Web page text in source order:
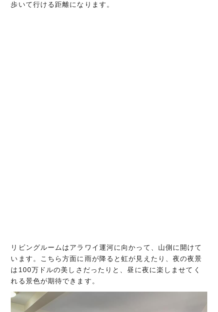
歩いて行ける距離になります。
リビングルームはアラワイ運河に向かって、山側に開けて
います。こちら方面に雨が降ると虹が見えたり、夜の夜景
は100万ドルの美しさだったりと、昼に夜に楽しませてく
れる景色が期待できます。